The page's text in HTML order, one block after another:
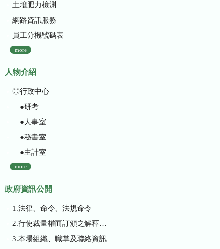
土壤肥力檢測
網路資訊服務
員工分機號碼表
more
人物介紹
◎行政中心
●研考
●人事室
●秘書室
●主計室
more
政府資訊公開
1.法律、命令、法規命令
2.行使裁量權而訂頒之解釋性規定及裁量基準
3.本場組織、職掌及聯絡資訊